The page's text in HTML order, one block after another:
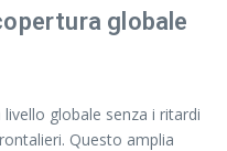
globale
globale senza i ritardi
Questo amplia